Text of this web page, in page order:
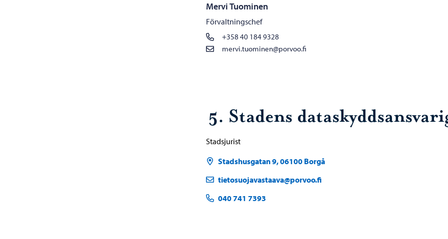
Mervi Tuominen
Förvaltningschef
+358 40 184 9328
mervi.tuominen@porvoo.fi
5. Stadens
Stadsjurist
Stadshusgatan 9, 06100 Borgå
tietosuojavastaava@porvoo.fi
040 741 7393